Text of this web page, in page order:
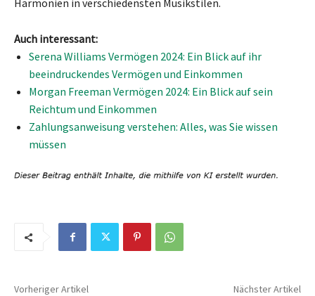
Auch interessant:
Serena Williams Vermögen 2024: Ein Blick auf ihr
beeindruckendes Vermögen und Einkommen
Morgan Freeman Vermögen 2024: Ein Blick auf sein
Reichtum und Einkommen
Zahlungsanweisung verstehen: Alles, was Sie wissen
müssen
Vorheriger Artikel Nächster Artikel